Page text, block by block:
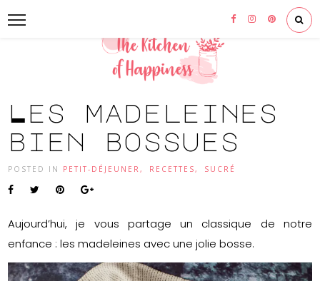
Les madeleines
bien bossues
POSTED IN PETIT-DÉJEUNER, RECETTES, SUCRÉ
Aujourd’hui, je vous partage un classique de notre
enfance : les madeleines avec une jolie bosse.